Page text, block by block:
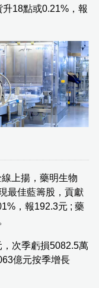
18點或0.21%，報
上揚，藥明生物
最佳藍籌股，貢獻
，報192.3元 ; 藥
次季虧損5082.5萬
億元按季增長